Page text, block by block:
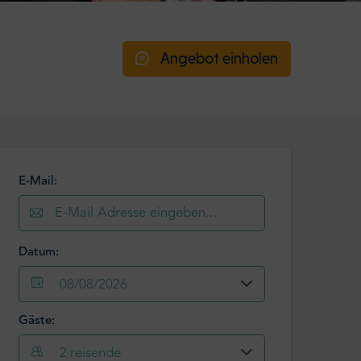
Angebot einholen
E-Mail:
Datum:
08/08/2026
Di Mi
Gäste:
2 reisende